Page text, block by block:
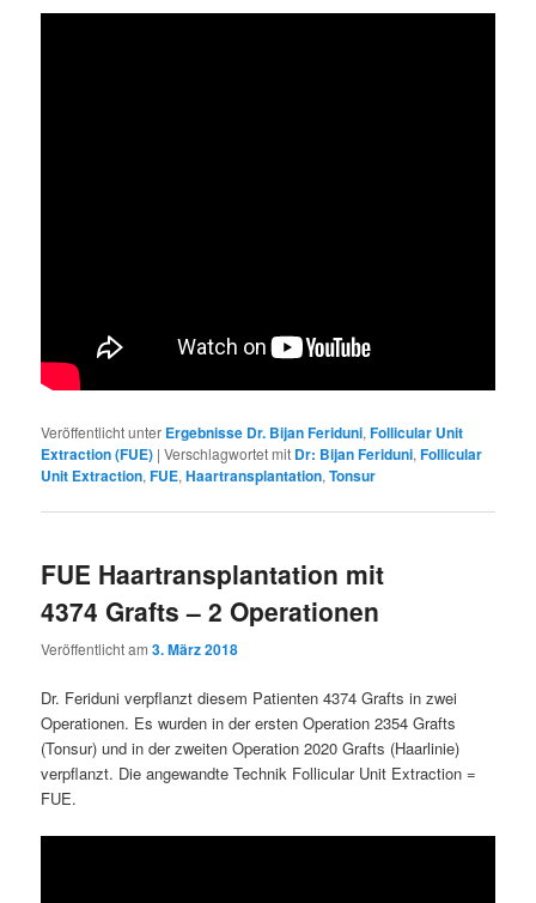
Veröffentlicht unter Ergebnisse Dr. Bijan Feriduni,Follicular Unit
Extraction (FUE) |Verschlagwortet mit Dr: Bijan Feriduni,Follicular
Unit Extraction,FUE,Haartransplantation,Tonsur
FUE Haartransplantation mit
4374 Grafts – 2 Operationen
Veröffentlicht am3. März 2018
Dr. Feriduni verpflanzt diesem Patienten 4374 Grafts in zwei
Operationen. Es wurden in der ersten Operation 2354 Grafts
(Tonsur) und in der zweiten Operation 2020 Grafts (Haarlinie)
verpflanzt. Die angewandte Technik Follicular Unit Extraction =
FUE.